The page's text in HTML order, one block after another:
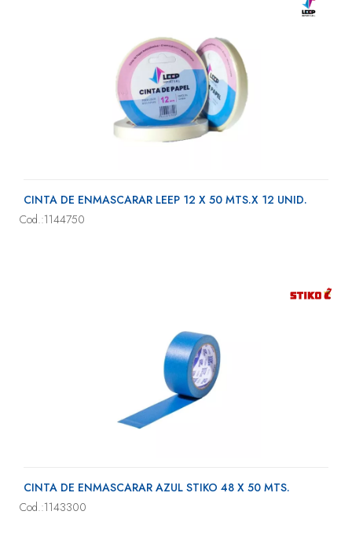
CINTA DE ENMASCARAR LEEP 12 X 50 MTS.X 12 UNID.
Cod.:1144750
CINTA DE ENMASCARAR AZUL STIKO 48 X 50 MTS.
Cod.:1143300